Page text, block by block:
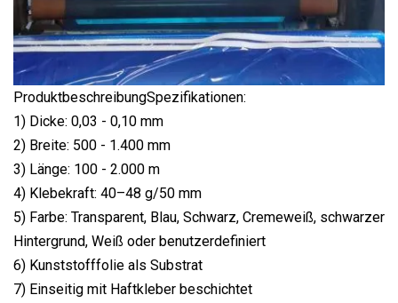
ProduktbeschreibungSpezifikationen:
1) Dicke: 0,03 - 0,10 mm
2) Breite: 500 - 1.400 mm
3) Länge: 100 - 2.000 m
4) Klebekraft: 40–48 g/50 mm
5) Farbe: Transparent, Blau, Schwarz, Cremeweiß, schwarzer
Hintergrund, Weiß oder benutzerdefiniert
6) Kunststofffolie als Substrat
7) Einseitig mit Haftkleber beschichtet